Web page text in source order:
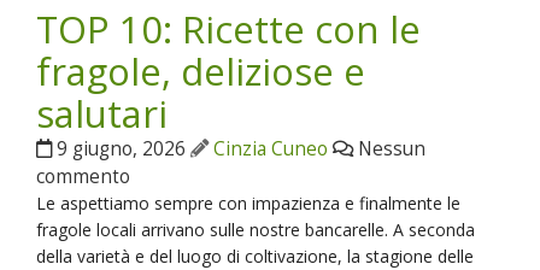
TOP 10: Ricette con le
fragole, deliziose e
salutari
9 giugno, 2026 Cinzia Cuneo
Nessun
commento
Le aspettiamo sempre con impazienza e finalmente le
fragole locali arrivano sulle nostre bancarelle. A seconda
della varietà e del luogo di coltivazione, la stagione delle